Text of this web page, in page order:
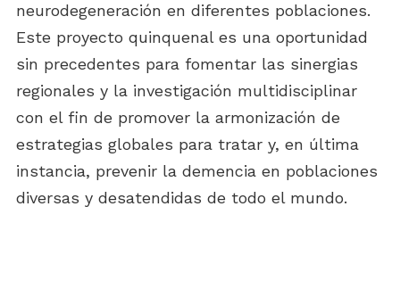
neurodegeneración en diferentes poblaciones.
Este proyecto quinquenal es una oportunidad
sin precedentes para fomentar las sinergias
regionales y la investigación multidisciplinar
con el fin de promover la armonización de
estrategias globales para tratar y, en última
instancia, prevenir la demencia en poblaciones
diversas y desatendidas de todo el mundo.